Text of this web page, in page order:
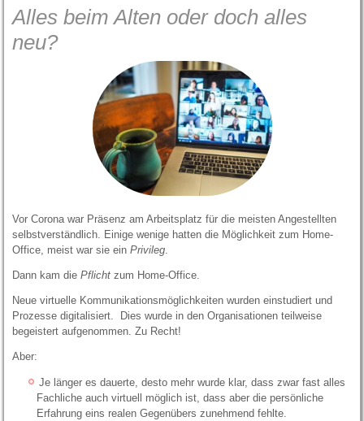
Alles beim Alten oder doch alles
neu?
Vor Corona war Präsenz am Arbeitsplatz für die meisten Angestellten
selbstverständlich. Einige wenige hatten die Möglichkeit zum Home-
Office, meist war sie einPrivileg
Dann kam diePflichtzum Home-Office.
Neue virtuelle Kommunikationsmöglichkeiten wurden einstudiert und
Prozesse digitalisiert. Dies wurde in den Organisationen teilweise
begeistert aufgenommen. Zu Recht!
Aber:
Je länger es dauerte, desto mehr wurde klar, dass zwar fast alles
Fachliche auch virtuell möglich ist, dass aber die persönliche
Erfahrung eins realen Gegenübers zunehmend fehlte.